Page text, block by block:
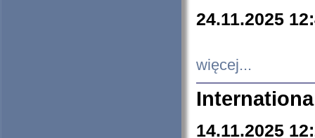
24.11.2025
więcej...
14.11.2025